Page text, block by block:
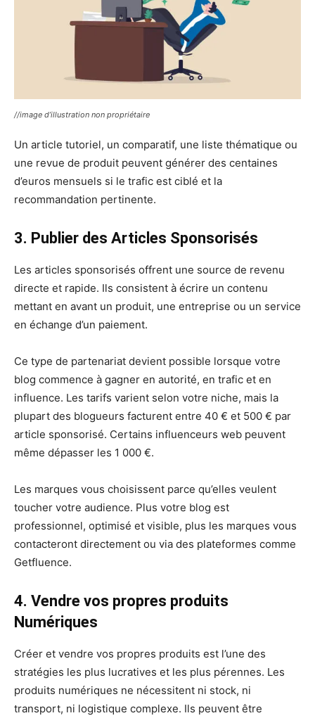
//image d’illustration non propriétaire
Un article tutoriel, un comparatif, une liste thématique ou
une revue de produit peuvent générer des centaines
d’euros mensuels si le trafic est ciblé et la
recommandation pertinente.
3. Publier des Articles Sponsorisés
Les articles sponsorisés offrent une source de revenu
directe et rapide. Ils consistent à écrire un contenu
mettant en avant un produit, une entreprise ou un service
en échange d’un paiement.
Ce type de partenariat devient possible lorsque votre
blog commence à gagner en autorité, en trafic et en
influence. Les tarifs varient selon votre niche, mais la
plupart des blogueurs facturent entre 40 € et 500 € par
article sponsorisé. Certains influenceurs web peuvent
même dépasser les 1 000 €.
Les marques vous choisissent parce qu’elles veulent
toucher votre audience. Plus votre blog est
professionnel, optimisé et visible, plus les marques vous
contacteront directement ou via des plateformes comme
Getfluence.
4. Vendre vos propres produits
Numériques
Créer et vendre vos propres produits est l’une des
stratégies les plus lucratives et les plus pérennes. Les
produits numériques ne nécessitent ni stock, ni
transport, ni logistique complexe. Ils peuvent être